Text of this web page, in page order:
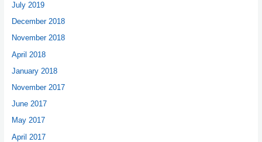
July 2019
December 2018
November 2018
April 2018
January 2018
November 2017
June 2017
May 2017
April 2017